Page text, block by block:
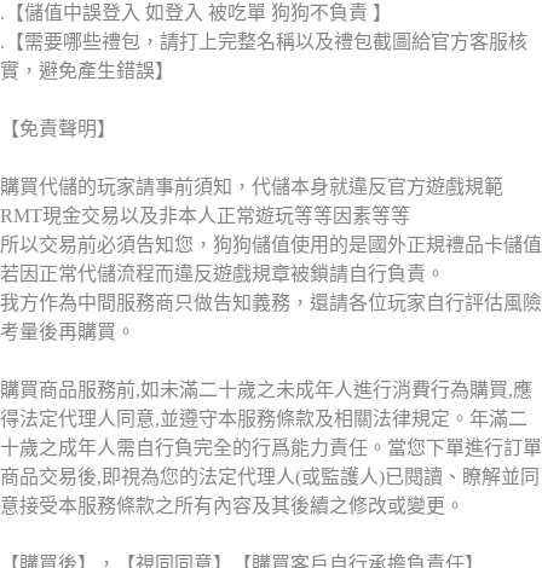
.【儲值中誤登入 如登入 被吃單 狗狗不負責 】
.【需要哪些禮包，請打上完整名稱以及禮包截圖給官方客服核
實，避免產生錯誤】
【免責聲明】
購買代儲的玩家請事前須知，代儲本身就違反官方遊戲規範
RMT現金交易以及非本人正常遊玩等等因素等等
所以交易前必須告知您，狗狗儲值使用的是國外正規禮品卡儲值
若因正常代儲流程而違反遊戲規章被鎖請自行負責。
我方作為中間服務商只做告知義務，還請各位玩家自行評估風險
考量後再購買。
購買商品服務前,如未滿二十歲之未成年人進行消費行為購買,應
得法定代理人同意,並遵守本服務條款及相關法律規定。年滿二
十歲之成年人需自行負完全的行爲能力責任。當您下單進行訂單
商品交易後,即視為您的法定代理人(或監護人)已閱讀、瞭解並同
意接受本服務條款之所有內容及其後續之修改或變更。
【購買後】，【視同同意】【購買客戶自行承擔負責任】